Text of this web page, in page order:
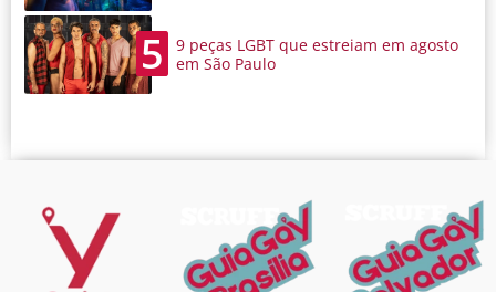
5
9 peças LGBT que estreiam em agosto
em São Paulo